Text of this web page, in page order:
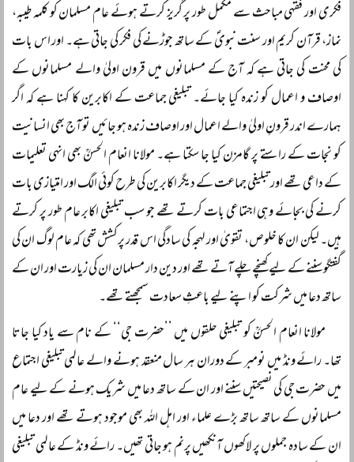
فکری اور فقہی مباحث سے مکمل طور پر گریز کرتے ہوئے عام مسلمان کو کلمہ طیبہ،
نماز، قرآن کریم اور سنت نبویؐ کے ساتھ جوڑنے کی فکر کی جاتی ہے۔ اور اس بات
کی محنت کی جاتی ہے کہ آج کے مسلمانوں میں قرون اولیٰ والے مسلمانوں کے
اوصاف و اعمال کو زندہ کیا جائے۔ تبلیغی جماعت کے اکابرین کا کہنا ہے کہ اگر
ہمارے اندر قرونِ اولیٰ والے اعمال اور اوصاف زندہ ہو جائیں تو آج بھی انسانیت
کو نجات کے راستے پر گامزن کیا جا سکتا ہے۔ مولانا انعام الحسنؒ بھی انہی تعلیمات
کے داعی تھے اور تبلیغی جماعت کے دیگر اکابرین کی طرح کوئی الگ اور امتیازی بات
کرنے کی بجائے وہی اجتماعی بات کرتے تھے جو سب تبلیغی اکابر عام طور پر کرتے
ہیں۔ لیکن ان کا خلوص، تقویٰ اور لہجہ کی سادگی اس قدر پرکشش تھی کہ عام لوگ ان کی
گفتگو سننے کے لیے کھنچے چلے آتے تھے اور دین دار مسلمان ان کی زیارت اور ان کے
ساتھ دعا میں شرکت کو اپنے لیے باعثِ سعادت سمجھتے تھے۔
مولانا انعام الحسنؒ کو تبلیغی حلقوں میں ’’حضرت جی‘‘ کے نام سے یاد کیا جاتا
تھا۔ رائے ونڈ میں نومبر کے دوران ہر سال منعقد ہونے والے عالمی تبلیغی اجتماع
میں حضرت جی کی نصیحتیں سننے اور ان کے ساتھ دعا میں شریک ہونے کے لیے عام
مسلمانوں کے ساتھ ساتھ بڑے علماء اور اہل اللہ بھی موجود ہوتے تھے اور دعا میں
ان کے سادہ جملوں پر لاکھوں آنکھیں پرنم ہو جاتی تھیں۔ رائے ونڈ کے عالمی تبلیغی